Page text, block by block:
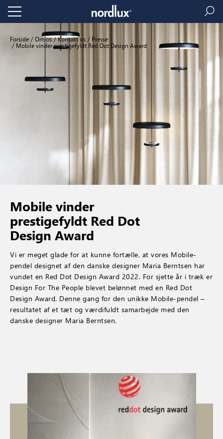
Forside Om os Kontakt os
Presse
Mobile vinder prestigefyldt Red Dot Design Award
Mobile vinder
prestigefyldt Red Dot
Design Award
Vi er meget glade for at kunne fortælle, at vores Mobile-
pendel designet af den danske designer Maria Berntsen har
vundet en Red Dot Design Award 2022. For sjette år i træk er
Design For The People blevet belønnet med en Red Dot
Design Award. Denne gang for den unikke Mobile-pendel –
resultatet af et tæt og værdifuldt samarbejde med den
danske designer Maria Berntsen.